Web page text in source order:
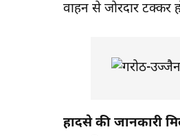
वाहन से जोरदार टक्कर
हादसे की जानकारी